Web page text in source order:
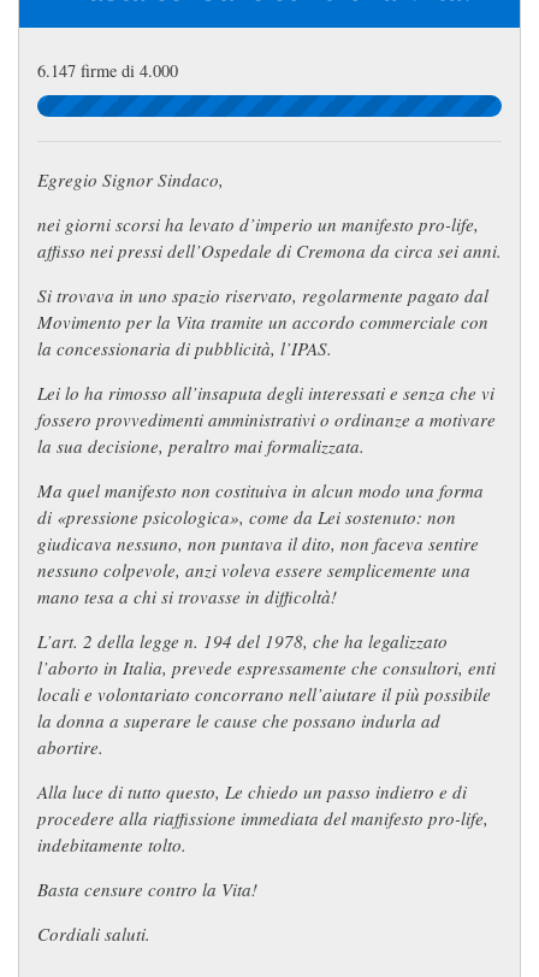
6.147 firme di 4.000
Egregio Signor Sindaco,
nei giorni scorsi ha levato d’imperio un manifesto pro-life,
affisso nei pressi dell’Ospedale di Cremona da circa sei anni.
Si trovava in uno spazio riservato, regolarmente pagato dal
Movimento per la Vita tramite un accordo commerciale con
la concessionaria di pubblicità, l’IPAS.
Lei lo ha rimosso all’insaputa degli interessati e senza che vi
fossero provvedimenti amministrativi o ordinanze a motivare
la sua decisione, peraltro mai formalizzata.
Ma quel manifesto non costituiva in alcun modo una forma
di «pressione psicologica», come da Lei sostenuto: non
giudicava nessuno, non puntava il dito, non faceva sentire
nessuno colpevole, anzi voleva essere semplicemente una
mano tesa a chi si trovasse in difficoltà!
L’art. 2 della legge n. 194 del 1978, che ha legalizzato
l’aborto in Italia, prevede espressamente che consultori, enti
locali e volontariato concorrano nell’aiutare il più possibile
la donna a superare le cause che possano indurla ad
abortire.
Alla luce di tutto questo, Le chiedo un passo indietro e di
procedere alla riaffissione immediata del manifesto pro-life,
indebitamente tolto.
Basta censure contro la Vita!
Cordiali saluti.